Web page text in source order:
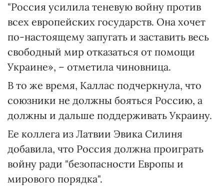
"Россия усилила теневую войну против
всех европейских государств. Она хочет
по-настоящему запугать и заставить весь
свободный мир отказаться от помощи
Украине», – отметила чиновница.
В то же время, Каллас подчеркнула, что
союзники не должны бояться Россию, а
должны и дальше поддерживать Украину.
Ее коллега из Латвии Эвика Силиня
добавила, что Россия должна проиграть
войну ради "безопасности Европы и
мирового порядка".